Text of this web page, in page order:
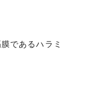
であるハラミ